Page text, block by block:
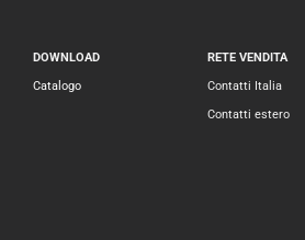
DOWNLOAD
Catalogo
RETE VENDITA
Contatti Italia
Contatti estero